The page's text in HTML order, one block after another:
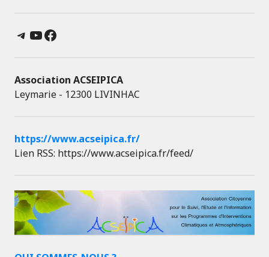
Telegram
YouTube
Facebook
Association ACSEIPICA
Leymarie - 12300 LIVINHAC
https://www.acseipica.fr/
Lien RSS: https://www.acseipica.fr/feed/